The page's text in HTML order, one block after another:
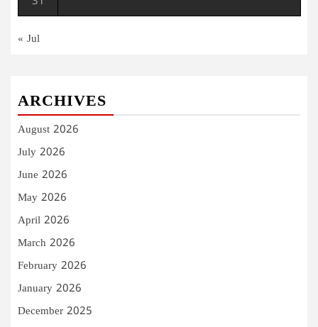
« Jul
ARCHIVES
August 2026
July 2026
June 2026
May 2026
April 2026
March 2026
February 2026
January 2026
December 2025